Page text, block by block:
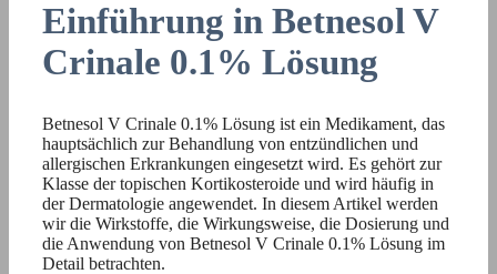
Einführung in Betnesol V
Crinale 0.1% Lösung
Betnesol V Crinale 0.1% Lösung ist ein Medikament, das
hauptsächlich zur Behandlung von entzündlichen und
allergischen Erkrankungen eingesetzt wird. Es gehört zur
Klasse der topischen Kortikosteroide und wird häufig in
der Dermatologie angewendet. In diesem Artikel werden
wir die Wirkstoffe, die Wirkungsweise, die Dosierung und
die Anwendung von Betnesol V Crinale 0.1% Lösung im
Detail betrachten.